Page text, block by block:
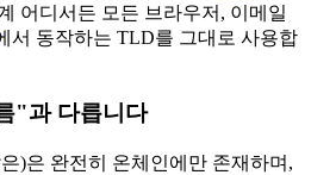
어디서든 모든 브라우저, 이메일
서 동작하는 TLD를 그대로 사용합
"과 다릅니다
)은 완전히 온체인에만 존재하며,